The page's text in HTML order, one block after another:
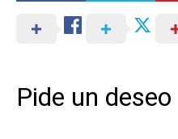
Pide un deseo